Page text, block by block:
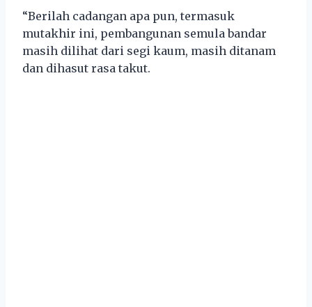
“Berilah cadangan apa pun, termasuk
mutakhir ini, pembangunan semula bandar
masih dilihat dari segi kaum, masih ditanam
dan dihasut rasa takut.